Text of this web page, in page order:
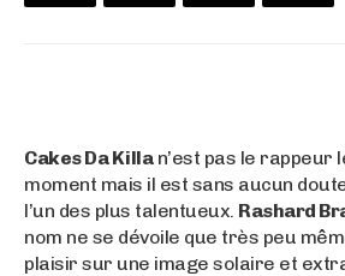
Cakes Da Killan’est pas le rappeur
moment mais il est sans aucun
l’un des plus talentueux. Rashard
nom ne se dévoile que très peu
plaisir sur une image solaire et